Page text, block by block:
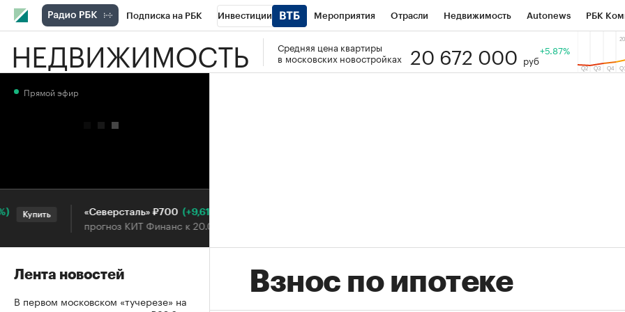
Подписка на РБК Инвестиции Мероприятия Отрасли Недвижимость Autonews РБК
РБК Вино Спорт Школа управления РБК РБК Образование Тренды
НЕДВИЖИМОСТЬ
Средняя цена квартиры
в московских новостройках
20 672 000 руб
+5.87%
Взнос по ипотеке
Прямой эфир
Купить «Северсталь» ₽700 (+9,61%)
прогноз КИТ Финанс к 20.07.27
Лента новостей
В первом московском «тучерезе» на